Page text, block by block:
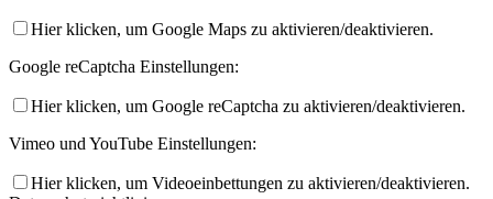
Hier klicken, um Google Maps zu aktivieren/deaktivieren.
Google reCaptcha Einstellungen:
Hier klicken, um Google reCaptcha zu aktivieren/deaktivieren.
Vimeo und YouTube Einstellungen:
Hier klicken, um Videoeinbettungen zu aktivieren/deaktivieren.